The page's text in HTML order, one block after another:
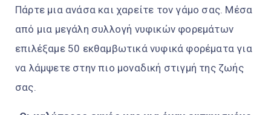
Πάρτε μια ανάσα και χαρείτε τον γάμο σας. Μέσα
από μια μεγάλη συλλογή νυφικών φορεμάτων
επιλέξαμε 50 εκθαμβωτικά νυφικά φορέματα για
να λάμψετε στην πιο μοναδική στιγμή της ζωής
σας.